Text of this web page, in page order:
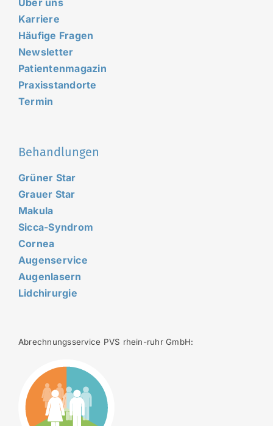
Über uns
Karriere
Häufige Fragen
Newsletter
Patientenmagazin
Praxisstandorte
Termin
Behandlungen
Grüner Star
Grauer Star
Makula
Sicca-Syndrom
Cornea
Augenservice
Augenlasern
Lidchirurgie
Abrechnungsservice PVS rhein-ruhr GmbH: